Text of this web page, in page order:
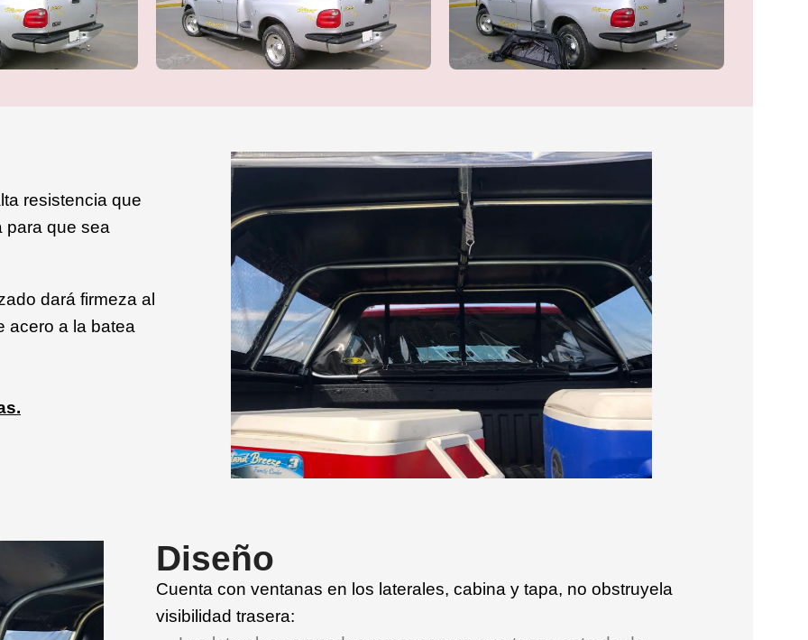
resistencia que
para que sea
dará firmeza al
acero a la batea
Diseño
Cuenta con ventanas en los laterales, cabina y tapa, no obstruyela
visibilidad trasera: